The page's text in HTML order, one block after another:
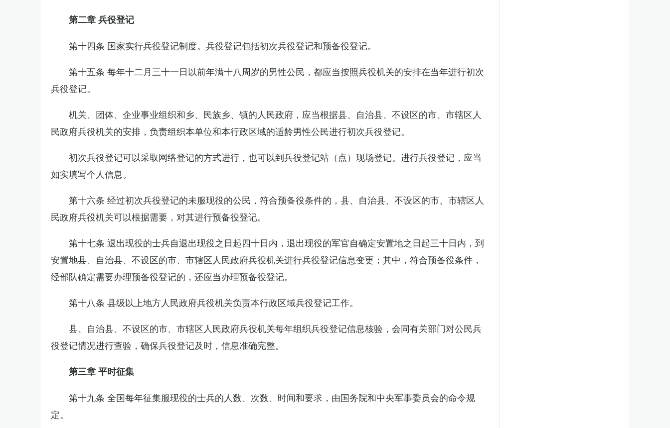
第二章 兵役登记
第十四条 国家实行兵役登记制度。兵役登记包括初次兵役登记和预备役登记。
第十五条 每年十二月三十一日以前年满十八周岁的男性公民，都应当按照兵役机关的安排在当年进行初次
兵役登记。
机关、团体、企业事业组织和乡、民族乡、镇的人民政府，应当根据县、自治县、不设区的市、市辖区人
民政府兵役机关的安排，负责组织本单位和本行政区域的适龄男性公民进行初次兵役登记。
初次兵役登记可以采取网络登记的方式进行，也可以到兵役登记站（点）现场登记。进行兵役登记，应当
如实填写个人信息。
第十六条 经过初次兵役登记的未服现役的公民，符合预备役条件的，县、自治县、不设区的市、市辖区人
民政府兵役机关可以根据需要，对其进行预备役登记。
第十七条 退出现役的士兵自退出现役之日起四十日内，退出现役的军官自确定安置地之日起三十日内，到
安置地县、自治县、不设区的市、市辖区人民政府兵役机关进行兵役登记信息变更；其中，符合预备役条件，
经部队确定需要办理预备役登记的，还应当办理预备役登记。
第十八条 县级以上地方人民政府兵役机关负责本行政区域兵役登记工作。
县、自治县、不设区的市、市辖区人民政府兵役机关每年组织兵役登记信息核验，会同有关部门对公民兵
役登记情况进行查验，确保兵役登记及时，信息准确完整。
第三章 平时征集
第十九条 全国每年征集服现役的士兵的人数、次数、时间和要求，由国务院和中央军事委员会的命令规
定。